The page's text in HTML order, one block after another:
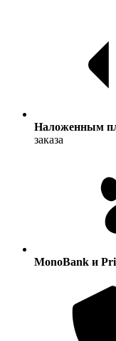
Наложенным
заказа
MonoBank и